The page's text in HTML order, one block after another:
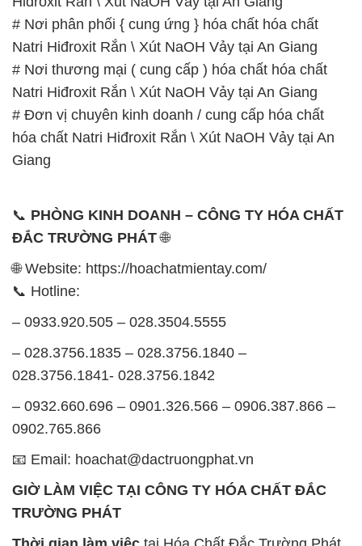
– 0932.660.696 – 0901.326.566 – 0906.387.866 –
0902.765.866
📧 Email: hoachat@dactruongphat.vn
GIỜ LÀM VIỆC TẠI CÔNG TY HÓA CHẤT ĐẮC
TRƯỜNG PHÁT
Thời gian làm việctại Hóa Chất Đắc Trường Phát
được tổ chức như sau:
chiều: từ 12h30 đến 17h
12h30 đến 16h
thủ giờ làm việc để đảm bảo sự hỗ trợ tốt nhất cho
khách hàng và đảm bảo hiệu suất công việc cao
nhất của nhân viên.
BẢN ĐỒ MAP TẠI CÔNG TY HÓA CHẤT ĐẮC
TRƯỜNG PHÁT
ĐỊA CHỈ: 1229C Quốc lộ 1A, Phường Bình Trị
Đông B, Quận Bình Tân, Sài Gòn TP. Hồ Chí
Minh